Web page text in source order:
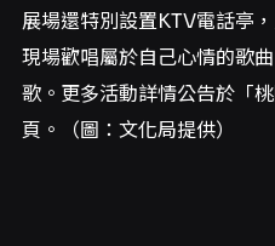
展場還特別設置KTV電話亭
現場歡唱屬於自己心情的歌
歌。更多活動詳情公告於「
頁。（圖：文化局提供）